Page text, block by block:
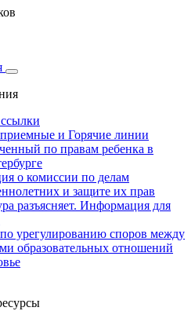
и Горячие линии
по правам ребенка в
о комиссии по делам
и защите их прав
разъясняет. Информация для
урегулированию споров между
образовательных отношений